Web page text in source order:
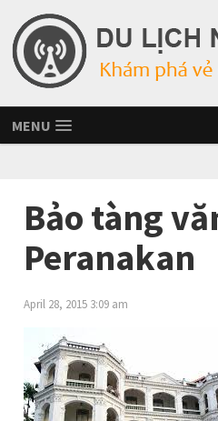
MENU
Bảo tàng
Peranakan
April 28, 2015 3:09 am